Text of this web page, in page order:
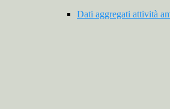
Dati aggregati attività